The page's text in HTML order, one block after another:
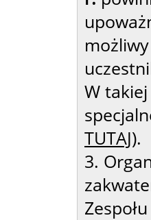
W
TUTAJ).
3.